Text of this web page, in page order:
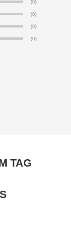
(0)
(0)
(0)
(0)